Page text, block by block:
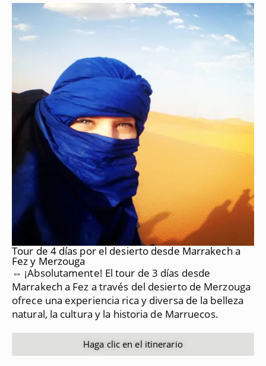
Tour de 4 días por el desierto desde Marrakech a
Fez y Merzouga
⇔ ¡Absolutamente! El tour de 3 días desde
Marrakech a Fez a través del desierto de Merzouga
ofrece una experiencia rica y diversa de la belleza
natural, la cultura y la historia de Marruecos.
Haga clic en el itinerario